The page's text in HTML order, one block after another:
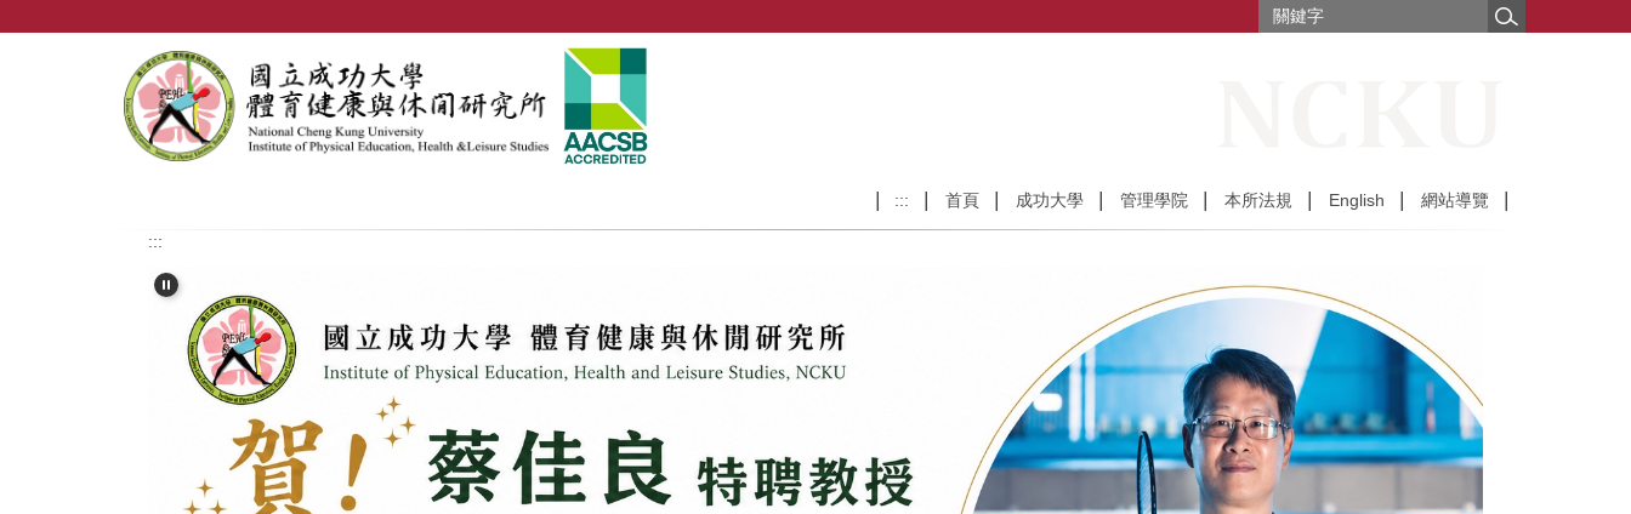
:::
首頁 成功大學 管理學院 本所法規 English 網站導覽
:::